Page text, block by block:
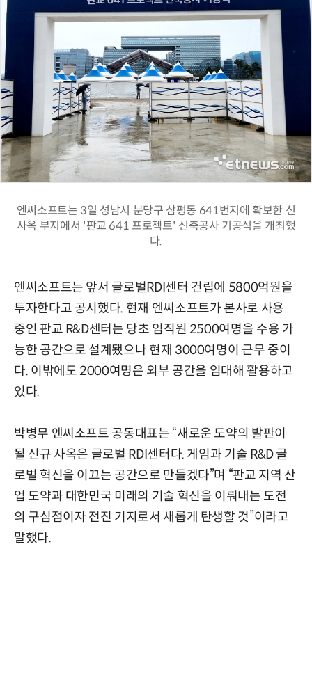
엔씨소프트는 3일 성남시 분당구 삼평동 641번지에 확보한 신
사옥 부지에서 '판교 641 프로젝트' 신축공사 기공식을 개최했
다.
엔씨소프트는 앞서 글로벌RDI센터 건립에 5800억원을
투자한다고 공시했다. 현재 엔씨소프트가 본사로 사용
중인 판교 R&D센터는 당초 임직원 2500여명을 수용 가
능한 공간으로 설계됐으나 현재 3000여명이 근무 중이
다. 이밖에도 2000여명은 외부 공간을 임대해 활용하고
있다.
박병무 엔씨소프트 공동대표는 “새로운 도약의 발판이
될 신규 사옥은 글로벌 RDI센터다. 게임과 기술 R&D 글
로벌 혁신을 이끄는 공간으로 만들겠다”며 “판교 지역 산
업 도약과 대한민국 미래의 기술 혁신을 이뤄내는 도전
의 구심점이자 전진 기지로서 새롭게 탄생할 것”이라고
말했다.